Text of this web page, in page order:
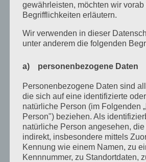
Mai 2021
März 2021
Januar 2021
Dezember 2020
Oktober 2020
August 2020
Juli 2020
Juni 2020
Mai 2020
gewährleisten, möchten wir
Begrifflichkeiten erläutern.
Wir verwenden in dieser
unter anderem die folgenden
a) personenbezogene Daten
Personenbezogene Daten sind
die sich auf eine identifizierte
natürliche Person (im Folgenden
Person") beziehen. Als
natürliche Person angesehen,
indirekt, insbesondere mittels
Kennung wie einem Namen, zu
Kennnummer, zu Standortdaten,